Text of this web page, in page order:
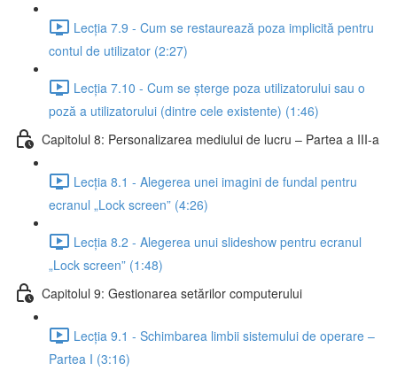
Lecția 7.9 - Cum se restaurează poza implicită pentru
contul de utilizator (2:27)
Lecția 7.10 - Cum se șterge poza utilizatorului sau o
poză a utilizatorului (dintre cele existente) (1:46)
Capitolul 8: Personalizarea mediului de lucru – Partea a III-a
Lecția 8.1 - Alegerea unei imagini de fundal pentru
ecranul „Lock screen” (4:26)
Lecția 8.2 - Alegerea unui slideshow pentru ecranul
„Lock screen” (1:48)
Capitolul 9: Gestionarea setărilor computerului
Lecția 9.1 - Schimbarea limbii sistemului de operare –
Partea I (3:16)